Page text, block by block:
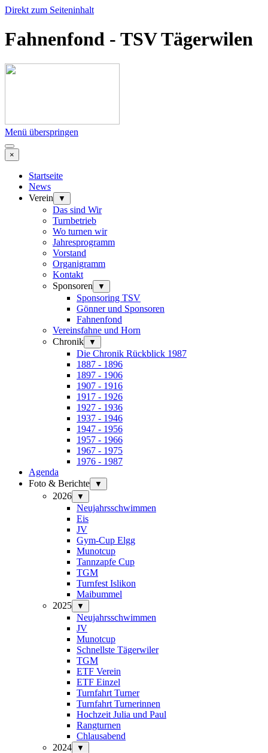
Direkt zum Seiteninhalt
Fahnenfond - TSV Tägerwilen
Menü überspringen
×
Startseite
News
Verein
▼
Das sind Wir
Turnbetrieb
Wo turnen wir
Jahresprogramm
Vorstand
Organigramm
Kontakt
Sponsoren
▼
Sponsoring TSV
Gönner und Sponsoren
Fahnenfond
Vereinsfahne und Horn
Chronik
▼
Die Chronik Rückblick 1987
1887 - 1896
1897 - 1906
1907 - 1916
1917 - 1926
1927 - 1936
1937 - 1946
1947 - 1956
1957 - 1966
1967 - 1975
1976 - 1987
Agenda
Foto & Berichte
▼
2026 ▼
Neujahrsschwimmen
Eis
JV
Gym-Cup Elgg
Munotcup
Tannzapfe Cup
TGM
Turnfest Islikon
Maibummel
2025
▼
Neujahrsschwimmen
JV
Munotcup
Schnellste Tägerwiler
TGM
ETF Verein
ETF Einzel
Turnfahrt Turner
Turnfahrt Turnerinnen
Hochzeit Julia und Paul
Rangturnen
Chlausabend
2024
▼